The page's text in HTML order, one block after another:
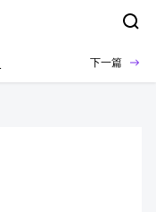
下一篇